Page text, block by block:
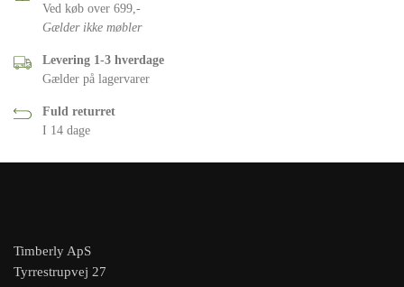
Ved køb over 699,-
Gælder ikke møbler
Levering 1-3 hverdage
Gælder på lagervarer
Fuld returret
I 14 dage
Timberly ApS
Tyrrestrupvej 27